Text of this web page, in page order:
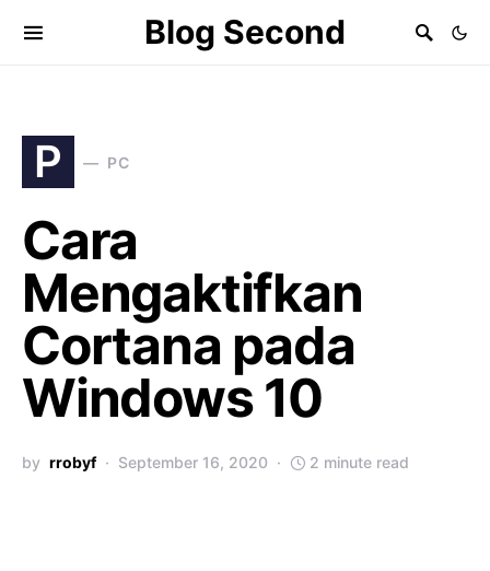
Blog Second
P PC
Cara
Mengaktifkan
Cortana pada
Windows 10
by rrobyf September 16, 2020 2 minute read